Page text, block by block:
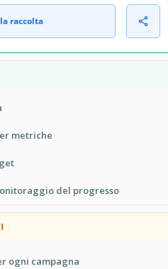
raccolta
metriche
del progresso
ogni campagna